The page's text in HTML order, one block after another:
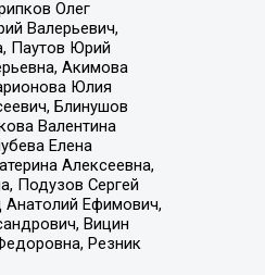
Олег
Валерьевич,
Паутов Юрий
Акимова
Юлия
Блинушов
Валентина
Елена
Алексеевна,
Подузов Сергей
Анатолий Ефимович,
Вицин
Резник